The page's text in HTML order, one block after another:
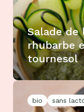
Salade de
rhubarbe
tournesol
bio sans